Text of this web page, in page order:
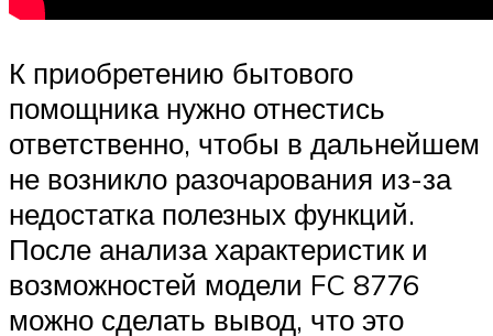
К приобретению бытового
помощника нужно отнестись
ответственно, чтобы в дальнейшем
не возникло разочарования из-за
недостатка полезных функций.
После анализа характеристик и
возможностей модели FC 8776
можно сделать вывод, что это